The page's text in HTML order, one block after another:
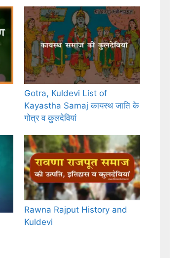
Gotra, Kuldevi List of
Kayastha Samaj कायस्थ जाति के
गोत्र व कुलदेवियां
Rawna Rajput History and
Kuldevi